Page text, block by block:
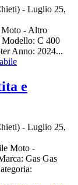
- Luglio 25,
- Altro
C 400
Anno: 2024...
e
- Luglio 25,
Moto -
Gas Gas